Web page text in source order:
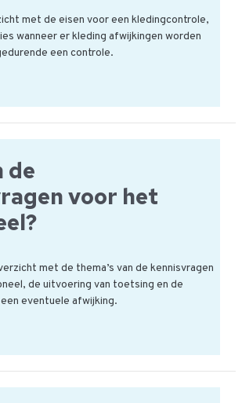
met de eisen voor een kledingcontrole,
wanneer er kleding afwijkingen worden
een controle.
de
voor het
met de thema’s van de kennisvragen
de uitvoering van toetsing en de
eventuele afwijking.